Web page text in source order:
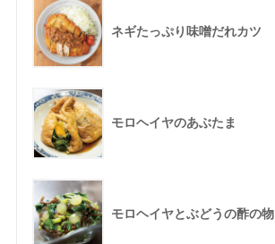
ネギたっぷり味噌だれカツ
モロヘイヤのあぶたま
モロヘイヤとぶどうの酢の物